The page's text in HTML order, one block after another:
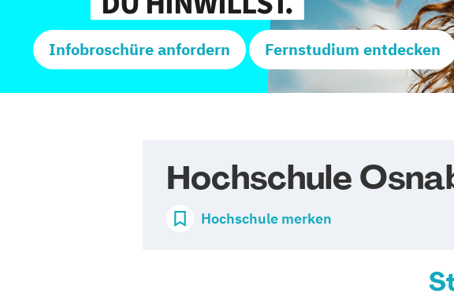
Infobroschüre anfordern Fernstudium entdecken
Hochschule
Hochschule merken